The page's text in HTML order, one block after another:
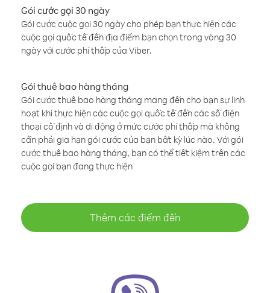
Gói cước gọi 30 ngày
Gói cước cuộc gọi 30 ngày cho phép bạn thực hiện các
cuộc gọi quốc tế đến địa điểm bạn chọn trong vòng 30
ngày với cước phí thấp của Viber.
Gói thuê bao hàng tháng
Gói cước thuê bao hàng tháng mang đến cho bạn sự linh
hoạt khi thực hiện các cuộc gọi quốc tế đến các số điện
thoại cố định và di động ở mức cước phí thấp mà không
cần phải gia hạn gói cước của bạn bất kỳ lúc nào. Với gói
cước thuê bao hàng tháng, bạn có thể tiết kiệm trên các
cuộc gọi bạn đang thực hiện
Thêm các điểm đến